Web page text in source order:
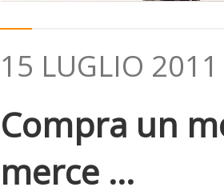
15 LUGLIO
Compra un
merce ...